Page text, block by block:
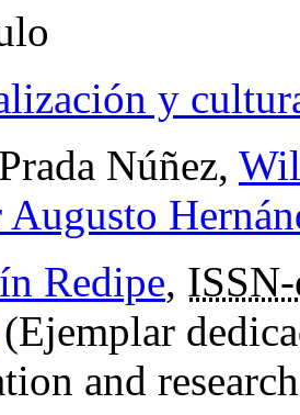
y
Núñez,
Augusto
Redipe,
(Ejemplar
and